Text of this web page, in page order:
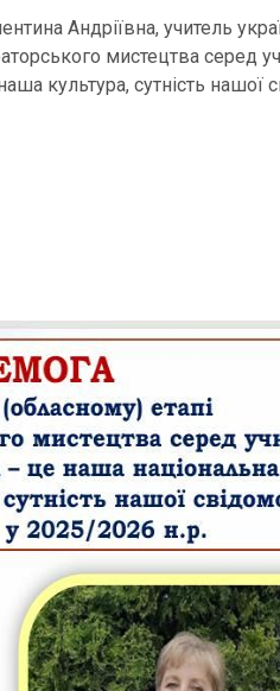
Андріївна, учитель
мистецтва серед
культура, сутність нашої